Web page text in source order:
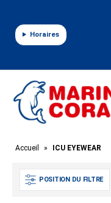
Horaires
Accueil » ICU EYEWEAR
POSITION DU FILTRE